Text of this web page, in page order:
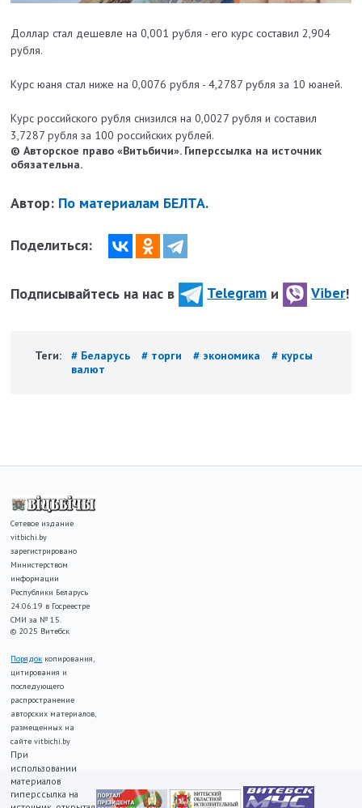
Доллар стал дешевле на 0,001 рубля - его курс составил 2,904
рубля.
Курс юаня стал ниже на 0,0076 рубля - 4,2787 рубля за 10 юаней.
Курс российского рубля снизился на 0,0027 рубля и составил
3,7287 рубля за 100 российских рублей.
© Авторское право «Витьбичи». Гиперссылка на источник
обязательна.
Автор: По материалам БЕЛТА.
Поделиться:
Подписывайтесь на нас в Telegram и Viber!
Теги: # Беларусь # торги # экономика
# курсы
валют
Сетевое издание
vitbichi.by
зарегистрировано
Министерством
информации
Республики Беларусь
24.06.19 в Госреестре
СМИ за № 15.
© 2025 Витебск
Порядок копирования,
цитирования и
последующего
распространение
авторских материалов,
размещенных на
сайте vitbichi.by
При
использовании
материалов
гиперссылка на